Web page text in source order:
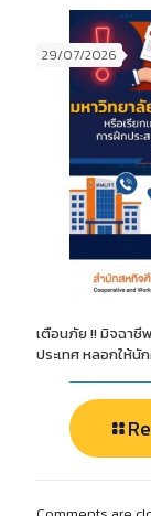
29/07/2026
เตือนภัย !! มิจฉาชี
ประเทศ หลอกให้นั